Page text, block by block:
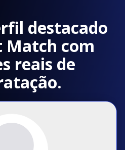
destacado
Match com
reais de